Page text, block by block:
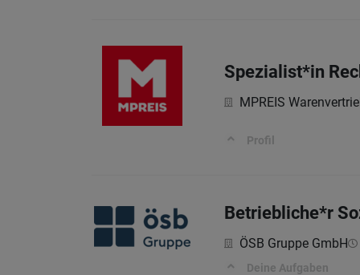
Spezialist*in
MPREIS
Profil
Betriebliche*r
ÖSB Gruppe GmbH
Deine Aufgaben